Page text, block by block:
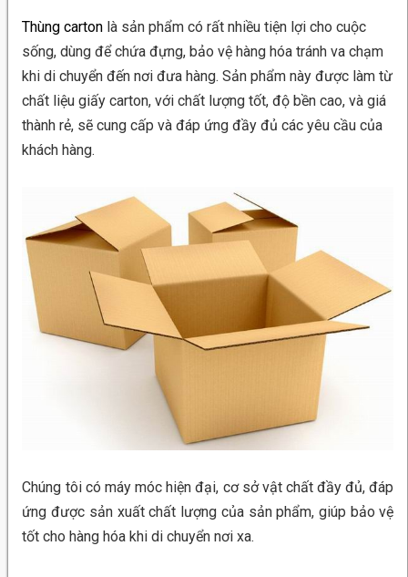
Thùng carton là sản phẩm có rất nhiều tiện lợi cho cuộc
sống, dùng để chứa đựng, bảo vệ hàng hóa tránh va chạm
khi di chuyển đến nơi đưa hàng. Sản phẩm này được làm từ
chất liệu giấy carton, với chất lượng tốt, độ bền cao, và giá
thành rẻ, sẽ cung cấp và đáp ứng đầy đủ các yêu cầu của
khách hàng.
Chúng tôi có máy móc hiện đại, cơ sở vật chất đầy đủ, đáp
ứng được sản xuất chất lượng của sản phẩm, giúp bảo vệ
tốt cho hàng hóa khi di chuyển nơi xa.